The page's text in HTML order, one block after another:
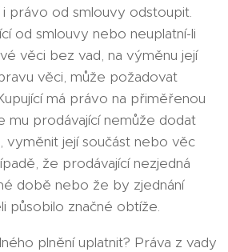
právo od smlouvy odstoupit.
od smlouvy nebo neuplatní-li
věci bez vad, na výměnu její
věci, může požadovat
má právo na přiměřenou
mu prodávající nemůže dodat
vyměnit její součást nebo věc
že prodávající nezjedná
době nebo že by zjednání
působilo značné obtíže.
plnění uplatnit? Práva z vady